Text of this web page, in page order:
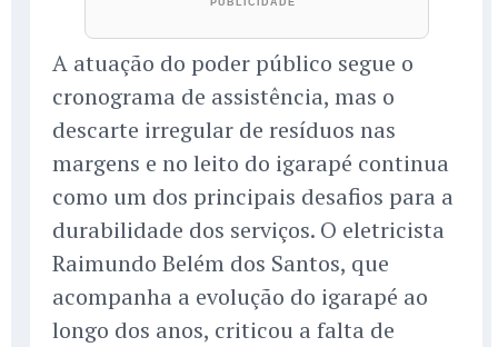
A atuação do poder público segue o
cronograma de assistência, mas o
descarte irregular de resíduos nas
margens e no leito do igarapé continua
como um dos principais desafios para a
durabilidade dos serviços. O eletricista
Raimundo Belém dos Santos, que
acompanha a evolução do igarapé ao
longo dos anos, criticou a falta de